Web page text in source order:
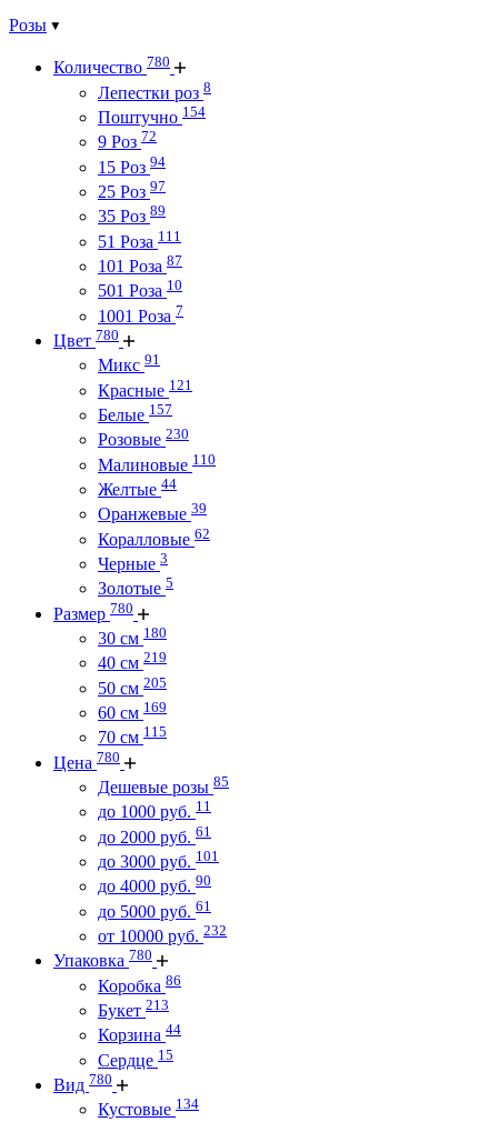
Розы
Количество 780
Лепестки роз 8
Поштучно 154
9 Роз 72
15 Роз 94
25 Роз 97
35 Роз 89
51 Роза 111
101 Роза 87
501 Роза 10
1001 Роза 7
Цвет 780
Микс 91
Красные 121
Белые 157
Розовые 230
Малиновые 110
Желтые 44
Оранжевые 39
Коралловые 62
Черные 3
Золотые 5
Размер 780
30 см 180
40 см 219
50 см 205
60 см 169
70 см 115
Цена 780
Дешевые розы 85
до 1000 руб. 11
до 2000 руб. 61
до 3000 руб. 101
до 4000 руб. 90
до 5000 руб. 61
от 10000 руб. 232
Упаковка 780
Коробка 86
Букет 213
Корзина 44
Сердце 15
Вид 780
Кустовые 134